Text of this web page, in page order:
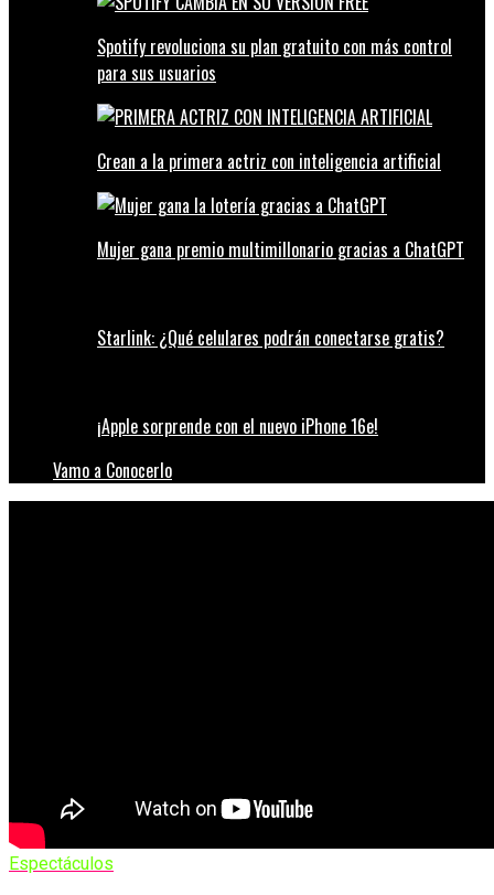
Spotify revoluciona su plan gratuito con más control
para sus usuarios
Crean a la primera actriz con inteligencia artificial
Mujer gana premio multimillonario gracias a ChatGPT
Starlink: ¿Qué celulares podrán conectarse gratis?
¡Apple sorprende con el nuevo iPhone 16e!
Vamo a Conocerlo
Espectáculos